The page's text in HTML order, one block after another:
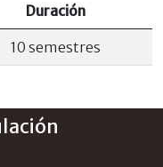
Duración
10 semestres